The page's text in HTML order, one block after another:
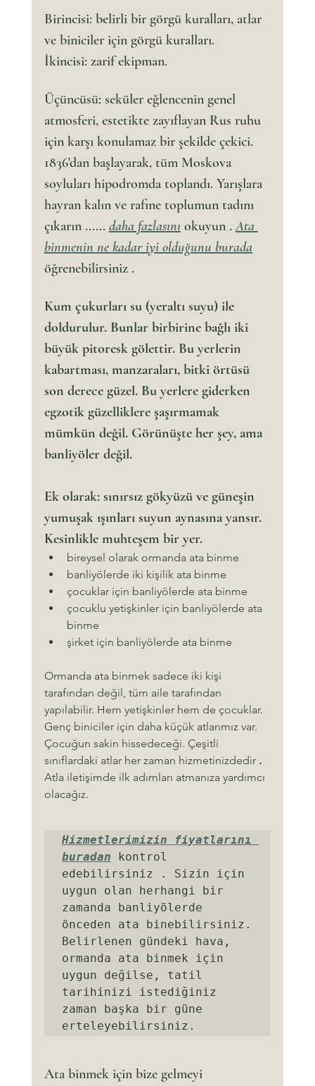
Birincisi: belirli bir görgü kuralları, atlar
ve biniciler için görgü kuralları.
İkincisi: zarif ekipman.
Üçüncüsü: seküler eğlencenin genel
atmosferi, estetikte zayıflayan Rus ruhu
için karşı konulamaz bir şekilde çekici.
1836'dan başlayarak, tüm Moskova
soyluları hipodromda toplandı. Yarışlara
hayran kalın ve rafine toplumun tadını
çıkarın ...... daha fazlasını okuyun . Ata
binmenin ne kadar iyi olduğunu burada
öğrenebilirsiniz .
Kum çukurları su (yeraltı suyu) ile
doldurulur. Bunlar birbirine bağlı iki
büyük pitoresk gölettir. Bu yerlerin
kabartması, manzaraları, bitki örtüsü
son derece güzel. Bu yerlere giderken
egzotik güzelliklere şaşırmamak
mümkün değil. Görünüşte her şey, ama
banliyöler değil.
Ek olarak: sınırsız gökyüzü ve güneşin
yumuşak ışınları suyun aynasına yansır.
Kesinlikle muhteşem bir yer.
bireysel olarak ormanda ata binme
banliyölerde iki kişilik ata binme
çocuklar için banliyölerde ata binme
çocuklu yetişkinler için banliyölerde ata
binme
şirket için banliyölerde ata binme
Ormanda ata binmek sadece iki kişi
tarafından değil, tüm aile tarafından
yapılabilir. Hem yetişkinler hem de çocuklar.
Genç biniciler için daha küçük atlarımız var.
Çocuğun sakin hissedeceği. Çeşitli
sınıflardaki atlar her zaman hizmetinizdedir .
Atla iletişimde ilk adımları atmanıza yardımcı
olacağız.
Hizmetlerimizin fiyatlarını
buradan kontrol
edebilirsiniz . Sizin için
uygun olan herhangi bir
zamanda banliyölerde
önceden ata binebilirsiniz.
Belirlenen gündeki hava,
ormanda ata binmek için
uygun değilse, tatil
tarihinizi istediğiniz
zaman başka bir güne
erteleyebilirsiniz.
Ata binmek için bize gelmeyi